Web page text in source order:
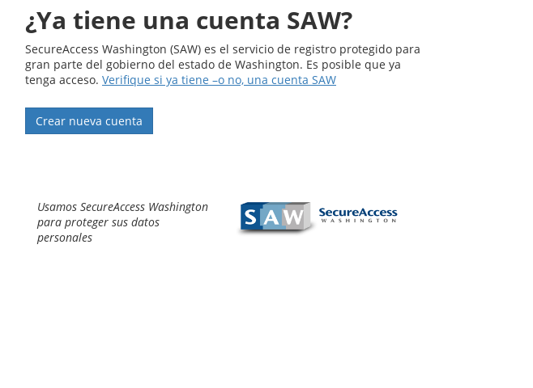
¿Ya tiene una cuenta SAW?
SecureAccess Washington (SAW) es el servicio de registro protegido para
gran parte del gobierno del estado de Washington. Es posible que ya
tenga acceso. Verifique si ya tiene –o no, una cuenta SAW
Crear nueva cuenta
Usamos SecureAccess Washington
para proteger sus datos
personales